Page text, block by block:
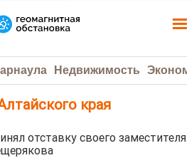
Недвижимость
края
отставку своего заместителя